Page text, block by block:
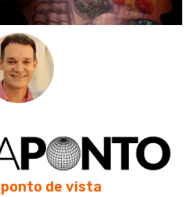
de vista